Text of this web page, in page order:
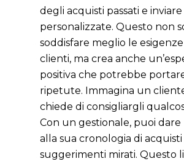
degli acquisti passati e
personalizzate. Questo non
soddisfare meglio le
clienti, ma crea anche
positiva che potrebbe
ripetute. Immagina un
chiede di consigliargli
Con un gestionale, puoi dare
alla sua cronologia di
suggerimenti mirati. Questo